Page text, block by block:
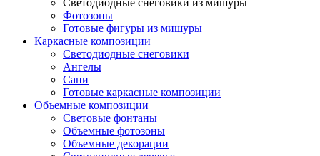
Светодиодные снеговики из мишуры
Фотозоны
Готовые фигуры из мишуры
Каркасные композиции
Светодиодные снеговики
Ангелы
Сани
Готовые каркасные композиции
Объемные композиции
Световые фонтаны
Объемные фотозоны
Объемные декорации